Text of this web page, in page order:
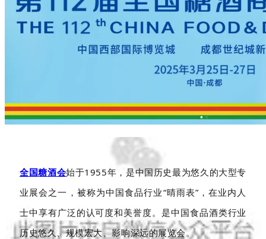
全国糖酒会始于1955年，是中国历史最为悠久的大型专
业展会之一，被称为中国食品行业“晴雨表”，在业内人
士中享有广泛的认可度和美誉度。是中国食品酒类行业
历史悠久、规模宏大、影响深远的展览会。